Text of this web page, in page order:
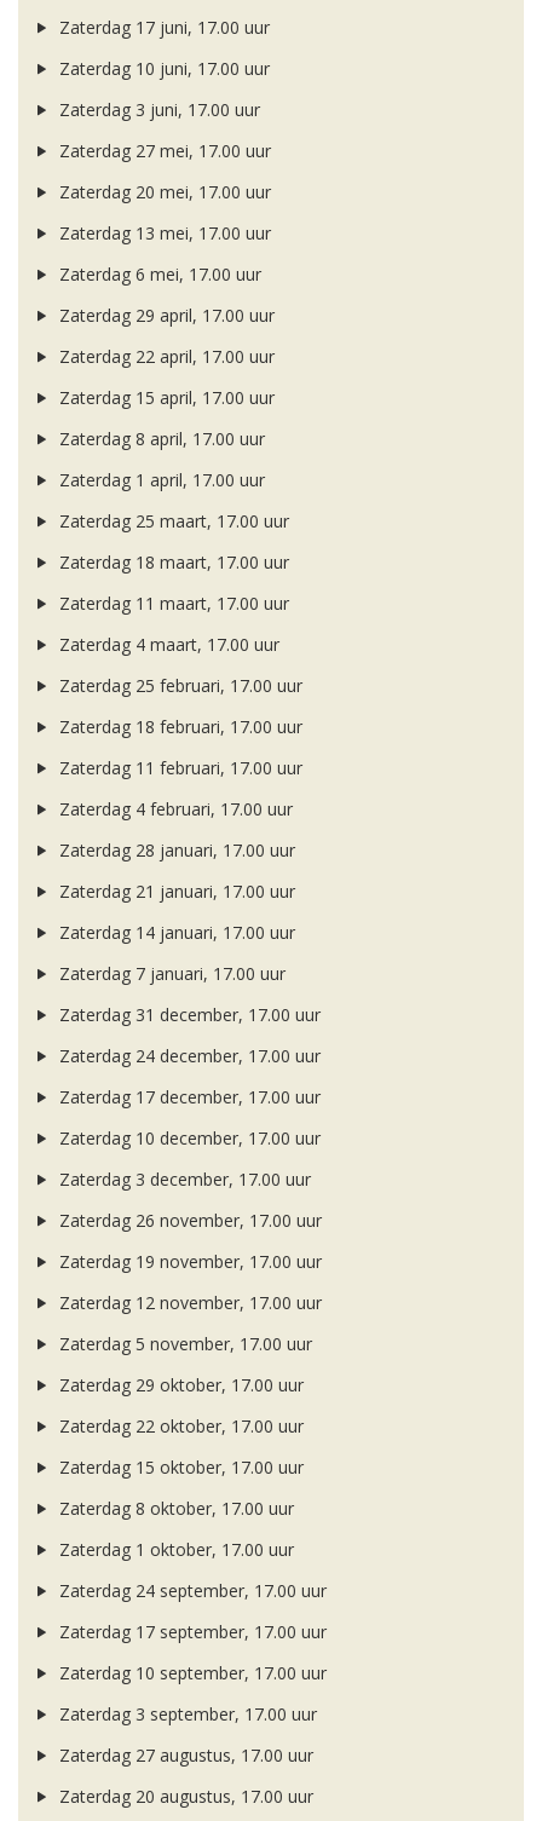
Zaterdag 17 juni, 17.00 uur
Zaterdag 10 juni, 17.00 uur
Zaterdag 3 juni, 17.00 uur
Zaterdag 27 mei, 17.00 uur
Zaterdag 20 mei, 17.00 uur
Zaterdag 13 mei, 17.00 uur
Zaterdag 6 mei, 17.00 uur
Zaterdag 29 april, 17.00 uur
Zaterdag 22 april, 17.00 uur
Zaterdag 15 april, 17.00 uur
Zaterdag 8 april, 17.00 uur
Zaterdag 1 april, 17.00 uur
Zaterdag 25 maart, 17.00 uur
Zaterdag 18 maart, 17.00 uur
Zaterdag 11 maart, 17.00 uur
Zaterdag 4 maart, 17.00 uur
Zaterdag 25 februari, 17.00 uur
Zaterdag 18 februari, 17.00 uur
Zaterdag 11 februari, 17.00 uur
Zaterdag 4 februari, 17.00 uur
Zaterdag 28 januari, 17.00 uur
Zaterdag 21 januari, 17.00 uur
Zaterdag 14 januari, 17.00 uur
Zaterdag 7 januari, 17.00 uur
Zaterdag 31 december, 17.00 uur
Zaterdag 24 december, 17.00 uur
Zaterdag 17 december, 17.00 uur
Zaterdag 10 december, 17.00 uur
Zaterdag 3 december, 17.00 uur
Zaterdag 26 november, 17.00 uur
Zaterdag 19 november, 17.00 uur
Zaterdag 12 november, 17.00 uur
Zaterdag 5 november, 17.00 uur
Zaterdag 29 oktober, 17.00 uur
Zaterdag 22 oktober, 17.00 uur
Zaterdag 15 oktober, 17.00 uur
Zaterdag 8 oktober, 17.00 uur
Zaterdag 1 oktober, 17.00 uur
Zaterdag 24 september, 17.00 uur
Zaterdag 17 september, 17.00 uur
Zaterdag 10 september, 17.00 uur
Zaterdag 3 september, 17.00 uur
Zaterdag 27 augustus, 17.00 uur
Zaterdag 20 augustus, 17.00 uur